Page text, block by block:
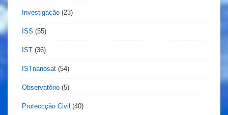
Investigação (23)
ISS (55)
IST (36)
ISTnanosat (54)
Observatório (5)
Proteccção Civil (40)